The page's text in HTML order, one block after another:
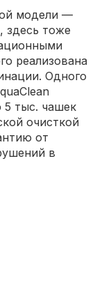
модели —
здесь тоже
реализована
Одного
5 тыс. чашек
очисткой
от
в